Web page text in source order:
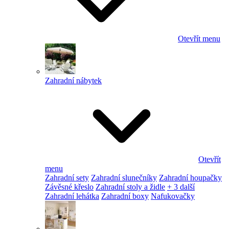
Otevřít menu
Zahradní nábytek
Otevřít
menu
Zahradní sety Zahradní slunečníky Zahradní houpačky
Závěsné křeslo Zahradní stoly a židle + 3 další
Zahradní lehátka Zahradní boxy Nafukovačky